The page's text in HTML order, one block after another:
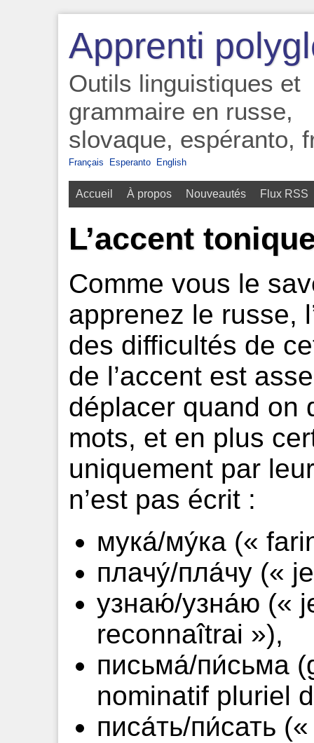
Apprenti
Outils linguistiques et
grammaire en russe,
slovaque, espéranto,
Français Esperanto English
Accueil À propos Nouveautés Flux RSS
L’accent
Comme vous le
apprenez le russe,
des difficultés de
de l’accent est
déplacer quand on
mots, et en plus
uniquement par
n’est pas écrit :
мука́/му́ка («
плачу́/пла́чу («
узнаю́/узна́ю («
reconnaîtrai »),
письма́/пи́сьма
nominatif pluriel
писа́ть/пи́сать